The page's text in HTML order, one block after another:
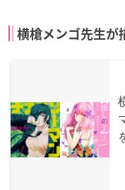
横槍メンゴ先生が